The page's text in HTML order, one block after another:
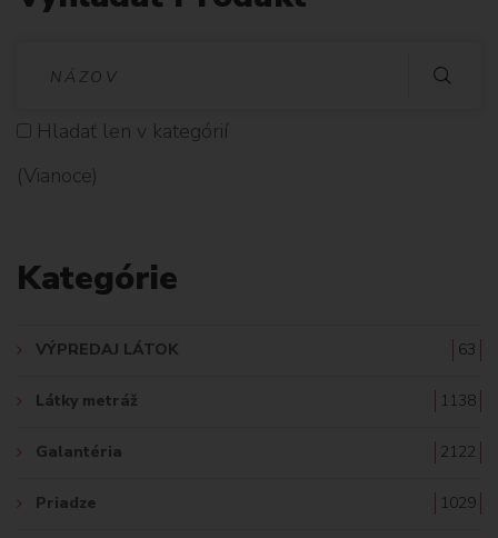
D
Hladať len v kategórií
(Vianoce)
Kategórie
VÝPREDAJ LÁTOK 63
Látky metráž 1138
Galantéria 2122
Priadze 1029